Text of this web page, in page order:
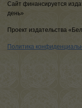
Сайт финансируется
день»
Проект издательства
Политика